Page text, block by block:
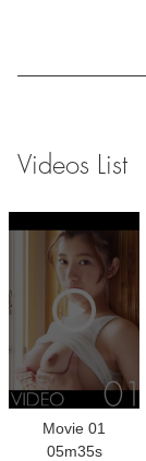
Videos List
Movie 01
05m35s